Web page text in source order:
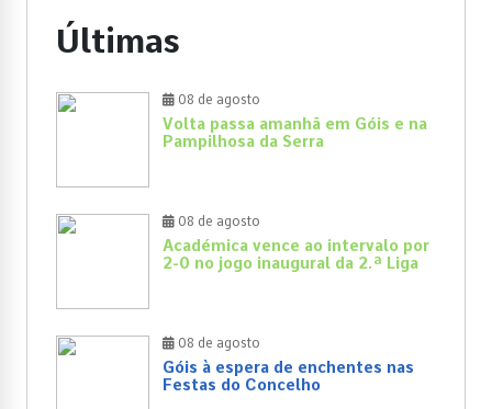
Últimas
08 de agosto
Volta passa amanhã em Góis e na
Pampilhosa da Serra
08 de agosto
Académica vence ao intervalo por
2-0 no jogo inaugural da 2.ª Liga
08 de agosto
Góis à espera de enchentes nas
Festas do Concelho